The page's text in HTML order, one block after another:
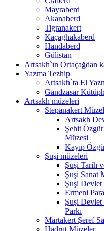
Mayraberd
Akаnaberd
Tigranakert
Kaçaghakaberd
Handaberd
Gülistan
Artsakh`ın Ortaçağdan
Yazma Tezhip
Artsakh`ta El
Gandzasar
Artsakh müzeleri
Stepanakert
Artsakh
Şehit
Müzesi
Kayıp
Şuşi müzeleri
Şuşi Tarih
Şuşi Sanat
Şuşi
Ermeni
Şuşi
Parkı
Martakert Şeref
Hadrut Müzeler